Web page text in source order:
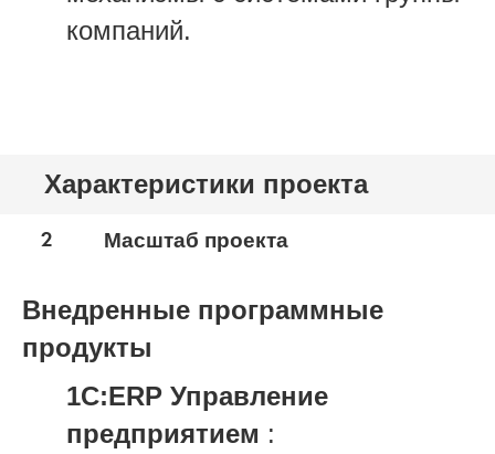
компаний.
Характеристики проекта
2 Масштаб проекта
Внедренные программные
продукты
1С:ERP Управление
предприятием :